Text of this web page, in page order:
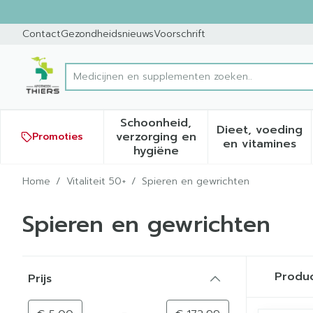
ContactGezondheidsnieuwsVoorschrift
Product, merk, categorie...
Promoties
Schoonheid,
verzorging en
hygiëneToon submenu voor
Dieet, voeding
en vitamines
Toon
Home / Vitaliteit 50+ / Spieren en gewrichten
Spieren en gewrichten
Prijs